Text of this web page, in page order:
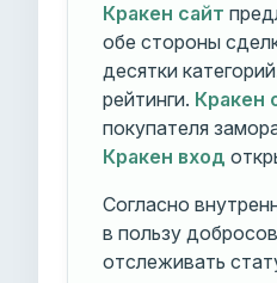
Кракен сайт
обе стороны
десятки
рейтинги. Кракен
покупателя
Кракен вход
Согласно
в пользу
отслеживать